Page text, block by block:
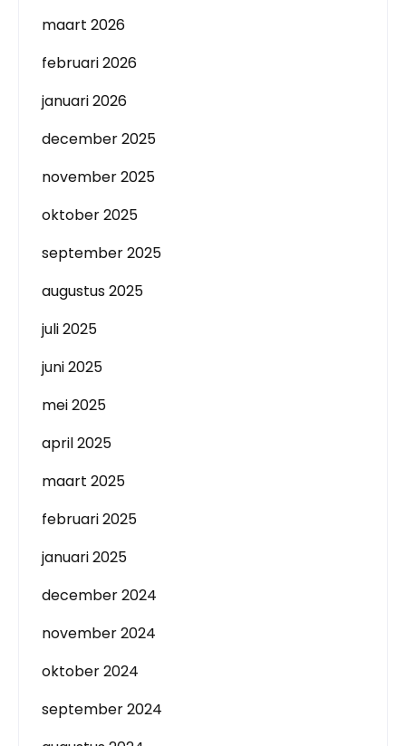
maart 2026
februari 2026
januari 2026
december 2025
november 2025
oktober 2025
september 2025
augustus 2025
juli 2025
juni 2025
mei 2025
april 2025
maart 2025
februari 2025
januari 2025
december 2024
november 2024
oktober 2024
september 2024